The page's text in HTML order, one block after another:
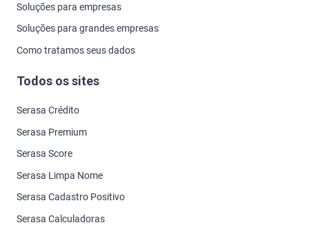
Soluções para empresas
Soluções para grandes empresas
Como tratamos seus dados
Todos os sites
Serasa Crédito
Serasa Premium
Serasa Score
Serasa Limpa Nome
Serasa Cadastro Positivo
Serasa Calculadoras